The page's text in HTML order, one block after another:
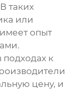
таких
или
опыт
к
цену, и